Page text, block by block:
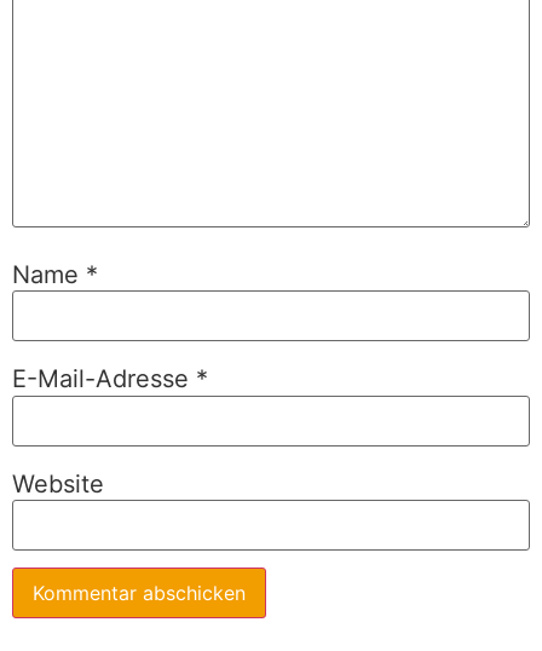
Name *
E-Mail-Adresse *
Website